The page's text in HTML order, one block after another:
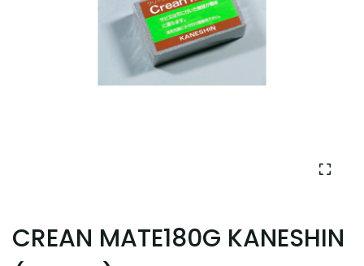
CREAN MATE180G KANESHIN